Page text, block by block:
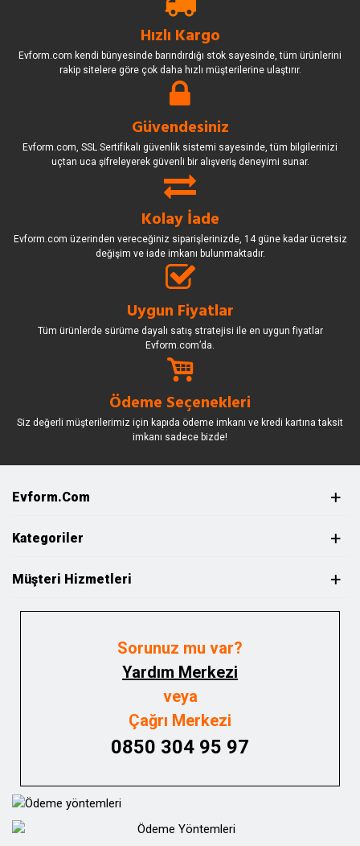
Hızlı Kargo
Evform.com kendi bünyesinde barındırdığı stok sayesinde, tüm ürünlerini
rakip sitelere göre çok daha hızlı müşterilerine ulaştırır.
Güvendesiniz
Evform.com, SSL Sertifikalı güvenlik sistemi sayesinde, tüm bilgilerinizi
uçtan uca şifreleyerek güvenli bir alışveriş deneyimi sunar.
Kolay İade
Evform.com üzerinden vereceğiniz siparişlerinizde, 14 güne kadar ücretsiz
değişim ve iade imkanı bulunmaktadır.
Uygun Fiyatlar
Tüm ürünlerde sürüme dayalı satış stratejisi ile en uygun fiyatlar
Evform.com’da.
Ödeme Seçenekleri
Siz değerli müşterilerimiz için kapıda ödeme imkanı ve kredi kartına taksit
imkanı sadece bizde!
Evform.com
Kategoriler
Müşteri Hizmetleri
Sorunuz mu var?
Yardım Merkezi
veya
Çağrı Merkezi
0850 304 95 97